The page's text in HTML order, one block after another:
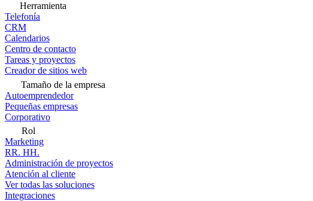
Herramienta
Telefonía
CRM
Calendarios
Centro de contacto
Tareas y proyectos
Creador de sitios web
Tamaño de la empresa
Autoemprendedor
Pequeñas empresas
Corporativo
Rol
Marketing
RR. HH.
Administración de proyectos
Atención al cliente
Ver todas las soluciones
Integraciones